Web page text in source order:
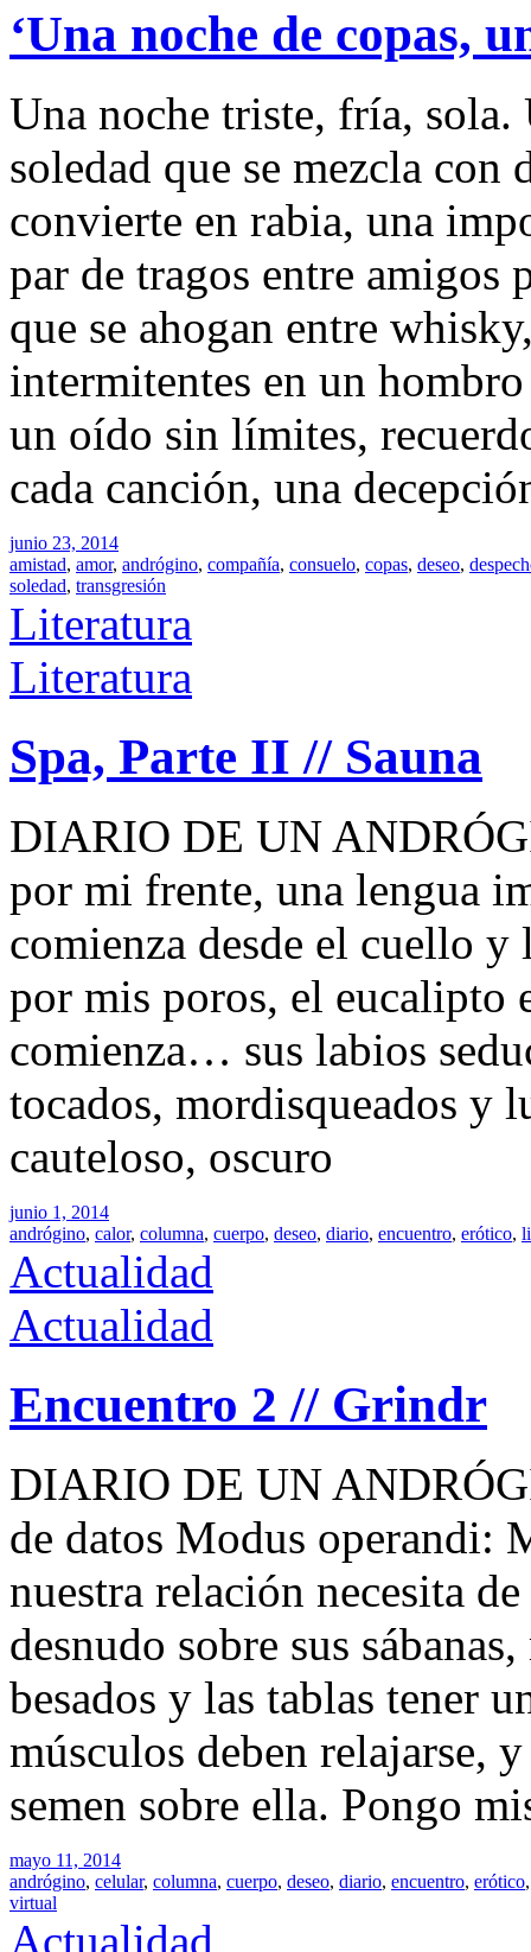
‘Una noche de copas,
Una noche triste, fría, sola.
soledad que se mezcla con
convierte en rabia, una
par de tragos entre amigos
que se ahogan entre
intermitentes en un
un oído sin límites,
cada canción, una
junio 23, 2014
amistad, amor, andrógino, compañía, consuelo, copas, deseo,
soledad, transgresión
Literatura
Literatura
Spa, Parte II // Sauna
DIARIO DE UN
por mi frente, una lengua
comienza desde el cuello
por mis poros, el eucalipto
comienza… sus labios
tocados, mordisqueados y
cauteloso, oscuro
junio 1, 2014
andrógino, calor, columna, cuerpo, deseo, diario, encuentro, erótico,
Actualidad
Actualidad
Encuentro 2 // Grindr
DIARIO DE UN
de datos Modus operandi:
nuestra relación necesita
desnudo sobre sus
besados y las tablas tener
músculos deben relajarse,
semen sobre ella. Pongo
mayo 11, 2014
andrógino, celular, columna, cuerpo, deseo, diario, encuentro, erótico
virtual
Actualidad